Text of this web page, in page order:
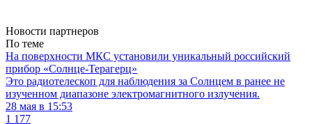
Новости партнеров
По теме
На поверхности МКС установили уникальный российский
прибор «Солнце‑Терагерц»
Это радиотелескоп для наблюдения за Солнцем в ранее не
изученном диапазоне электромагнитного излучения.
28 мая в 15:53
1 177